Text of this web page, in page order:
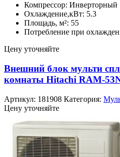
Компрессор: Инверторный
Охлаждение,кВт: 5.3
Площадь, м²: 55
Потребление при
Цену уточняйте
Внешний блок мульти
комнаты Hitachi RAM-
Артикул: 181908 Категория:
Цену уточняйте